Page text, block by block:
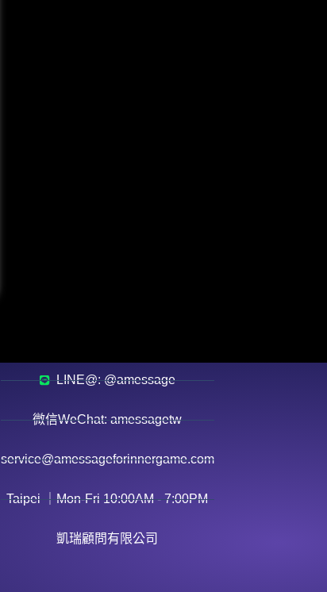
LINE@: @amessage
微信WeChat: amessagetw
service@amessageforinnergame.com
Taipei ｜Mon-Fri 10:00AM - 7:00PM
凱瑞顧問有限公司